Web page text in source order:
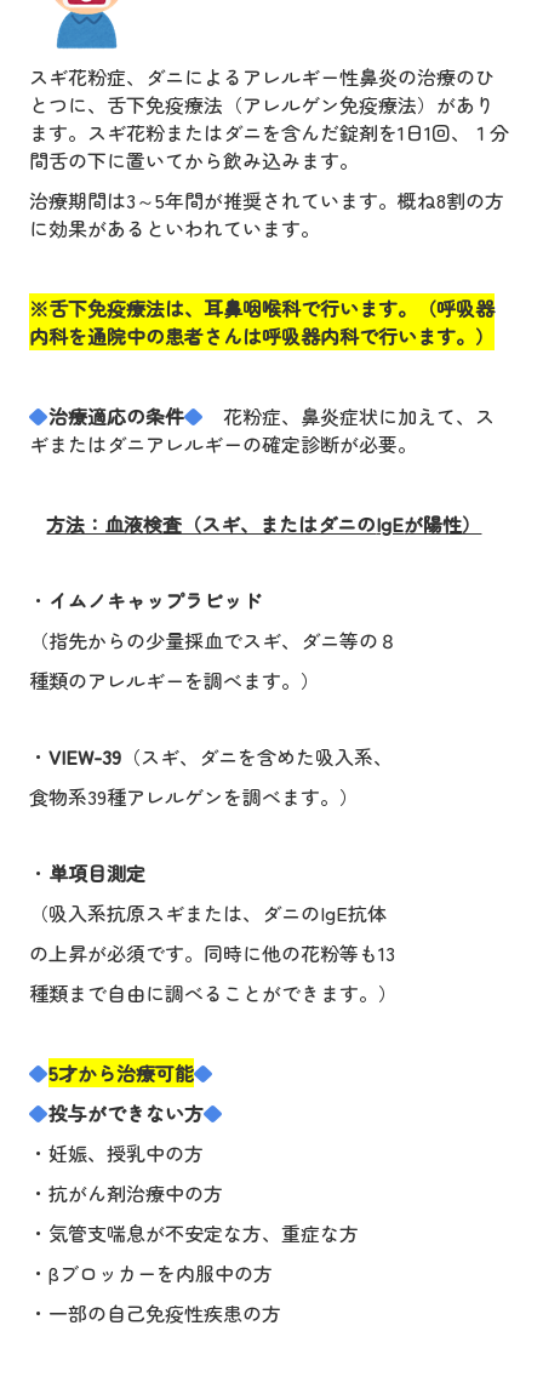
アレルギー科
予防接種
禁煙外来
健康診断
交通案内
スギ花粉症、ダニによるアレルギー性鼻炎の治療のひ
とつに、舌下免疫療法（アレルゲン免疫療法）があり
ます。スギ花粉またはダニを含んだ錠剤を1日1回、１分
間舌の下に置いてから飲み込みます。
治療期間は3～5年間が推奨されています。概ね8割の方
に効果があるといわれています。
※舌下免疫療法は、耳鼻咽喉科で行います。（呼吸器
内科を通院中の患者さんは呼吸器内科で行います。）
◆治療適応の条件◆ 花粉症、鼻炎症状に加えて、ス
ギまたはダニアレルギーの確定診断が必要。
方法：血液検査（スギ、またはダニのIgEが陽性）
・ イムノキャップラピッド
（指先からの少量採血でスギ、ダニ等の８
種類のアレルギーを調べます。）
・VIEW-39 （スギ、ダニを含めた吸入系、
食物系39種アレルゲンを調べます。）
・ 単項目測定
（吸入系抗原スギまたは、ダニのIgE抗体
の上昇が必須です。 同時に他の花粉等も13
種類まで自由に調べることができます。）
◆5才から治療可能◆
◆投与ができない方◆
・妊娠、授乳中の方
・抗がん剤治療中の方
・気管支喘息が不安定な方、重症な方
・βブロッカーを内服中の方
・一部の自己免疫性疾患の方